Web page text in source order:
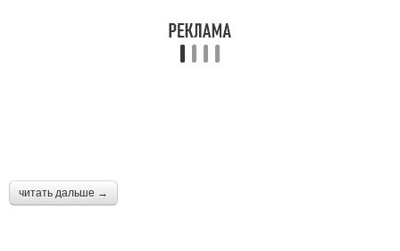
читать дальше →